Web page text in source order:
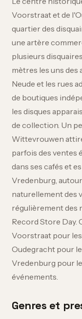
Voorstraat et de
quartier des
une artère
plusieurs
mètres les uns des
Neude et les rues
de boutiques
les disques
de collection. Un
Wittevrouwen
parfois des ventes
dans ses cafés et
Vredenburg,
naturellement des
régulièrement des
Record Store Day.
Voorstraat pour
Oudegracht pour
Vredenburg pour
événements.
Genres et